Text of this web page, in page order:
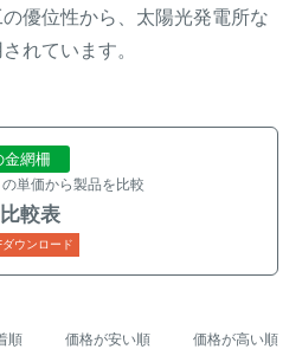
優位性から、太陽光発電所な
れています。
金網柵
単価から製品を比較
較表
ダウンロード
順 価格が安い順 価格が高い順
キツネ対策